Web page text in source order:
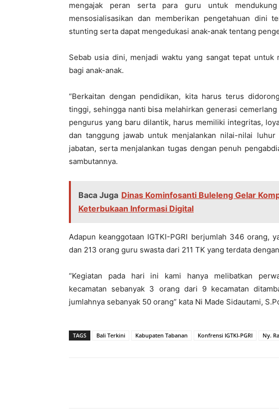
mengajak peran serta para guru untuk
mensosialisasikan dan memberikan pengetahuan dini
stunting serta dapat mengedukasi anak-anak tentang
Sebab usia dini, menjadi waktu yang sangat tepat untuk
bagi anak-anak.
“Berkaitan dengan pendidikan, kita harus terus
tinggi, sehingga nanti bisa melahirkan generasi
pengurus yang baru dilantik, harus memiliki integritas,
dan tanggung jawab untuk menjalankan nilai-nilai
jabatan, serta menjalankan tugas dengan penuh
sambutannya.
Baca Juga Dinas Kominfosanti Buleleng Gelar
Keterbukaan Informasi Digital
Adapun keanggotaan IGTKI-PGRI berjumlah 346 orang,
dan 213 orang guru swasta dari 211 TK yang terdata
“Kegiatan pada hari ini kami hanya melibatkan
kecamatan sebanyak 3 orang dari 9 kecamatan
jumlahnya sebanyak 50 orang” kata Ni Made Sidautami,
TAGS Bali Terkini Kabupaten Tabanan Konfrensi IGTKI-PGRI Ny.